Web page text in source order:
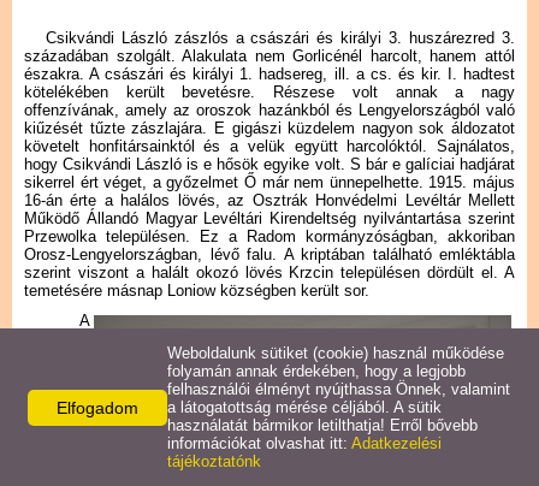
Egyedi szennyvízkezelés
Pályázatok
Közbeszerzés
Hírek
Naptár
Csikvándi László zászlós a császári és királyi 3. huszárezred 3.
századában szolgált. Alakulata nem Gorlicénél harcolt, hanem attól
északra. A császári és királyi 1. hadsereg, ill. a cs. és kir. I. hadtest
kötelékében került bevetésre. Részese volt annak a nagy
offenzívának, amely az oroszok hazánkból és Lengyelországból való
kiűzését tűzte zászlajára. E gigászi küzdelem nagyon sok áldozatot
követelt honfitársainktól és a velük együtt harcolóktól. Sajnálatos,
hogy Csikvándi László is e hősök egyike volt. S bár e galíciai hadjárat
sikerrel ért véget, a győzelmet Ő már nem ünnepelhette. 1915. május
16-án érte a halálos lövés, az Osztrák Honvédelmi Levéltár Mellett
Működő Állandó Magyar Levéltári Kirendeltség nyilvántartása szerint
Przewolka településen. Ez a Radom kormányzóságban, akkoriban
Orosz-Lengyelországban, lévő falu. A kriptában található emléktábla
szerint viszont a halált okozó lövés Krzcin településen dördült el. A
temetésére másnap Loniow községben került sor.
A
Elfogadom
Weboldalunk sütiket (cookie) használ működése
folyamán annak érdekében, hogy a legjobb
felhasználói élményt nyújthassa Önnek, valamint
a látogatottság mérése céljából. A sütik
használatát bármikor letilthatja! Erről bővebb
információkat olvashat itt: Adatkezelési
tájékoztatónk